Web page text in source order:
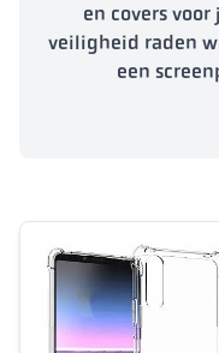
en covers
veiligheid raden
een